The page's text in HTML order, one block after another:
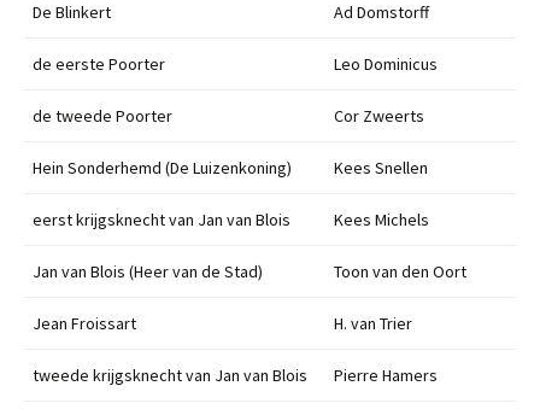
De Blinkert Ad Domstorff
de eerste Poorter Leo Dominicus
de tweede Poorter Cor Zweerts
Hein Sonderhemd (De Luizenkoning) Kees Snellen
eerst krijgsknecht van Jan van Blois Kees Michels
Jan van Blois (Heer van de Stad) Toon van den Oort
Jean Froissart H. van Trier
tweede krijgsknecht van Jan van Blois Pierre Hamers